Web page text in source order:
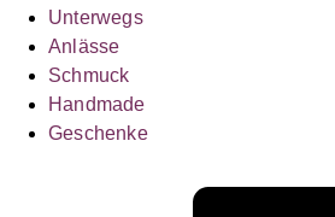
Unterwegs
Anlässe
Schmuck
Handmade
Geschenke